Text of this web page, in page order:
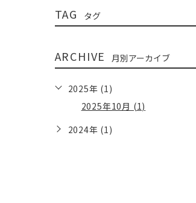
TAG タグ
ARCHIVE 月別アーカイブ
2025年 (1)
2025年10月 (1)
2024年 (1)